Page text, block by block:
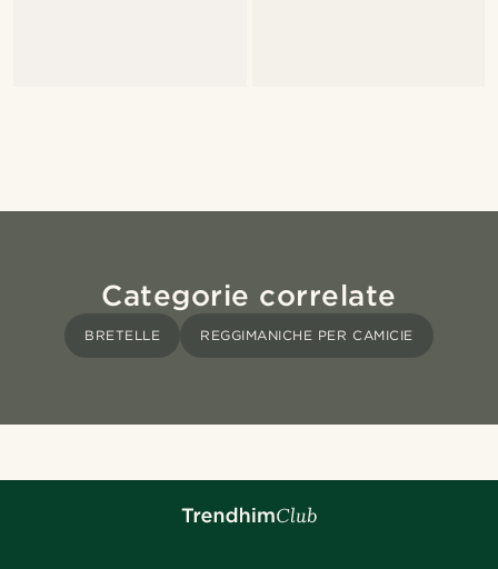
Categorie correlate
BRETELLE REGGIMANICHE PER CAMICIE